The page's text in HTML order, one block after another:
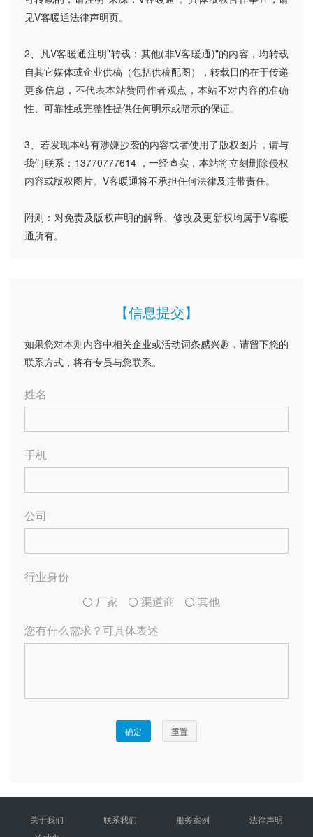
见V客暖通法律声明页。
2、凡V客暖通注明"转载：其他(非V客暖通)"的内容，均转载
自其它媒体或企业供稿（包括供稿配图），转载目的在于传递
更多信息，不代表本站赞同作者观点，本站不对内容的准确
性、可靠性或完整性提供任何明示或暗示的保证。
3、若发现本站有涉嫌抄袭的内容或者使用了版权图片，请与
我们联系：13770777614 ，一经查实，本站将立刻删除侵权
内容或版权图片。V客暖通将不承担任何法律及连带责任。
附则：对免责及版权声明的解释、修改及更新权均属于V客暖
通所有。
关于我们 联系我们 服务案例
法律声明